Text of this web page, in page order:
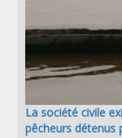
La société civile
pêcheurs détenus